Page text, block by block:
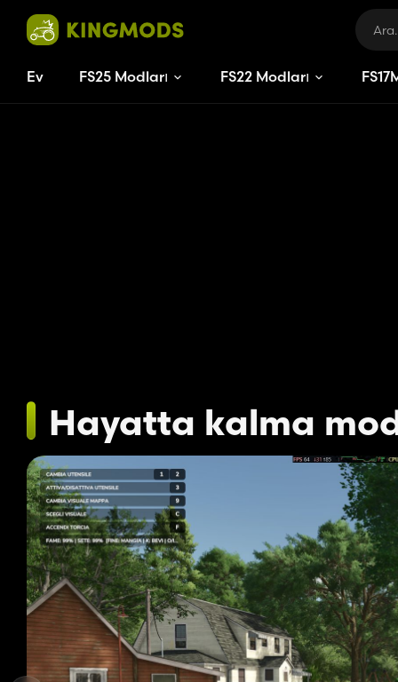
Ev FS25 Modları FS22 Modları FS17
Hayatta kalma